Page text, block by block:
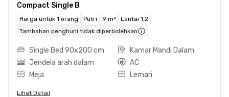
Compact Single B
Harga untuk 1 orang Putri 9 m²
Lantai 1,2
Tambahan penghuni tidak diperbolehkan
Single Bed 90x200 cm
Kamar Mandi Dalam
Jendela arah dalam
AC
Meja
Lemari
Lihat Detail